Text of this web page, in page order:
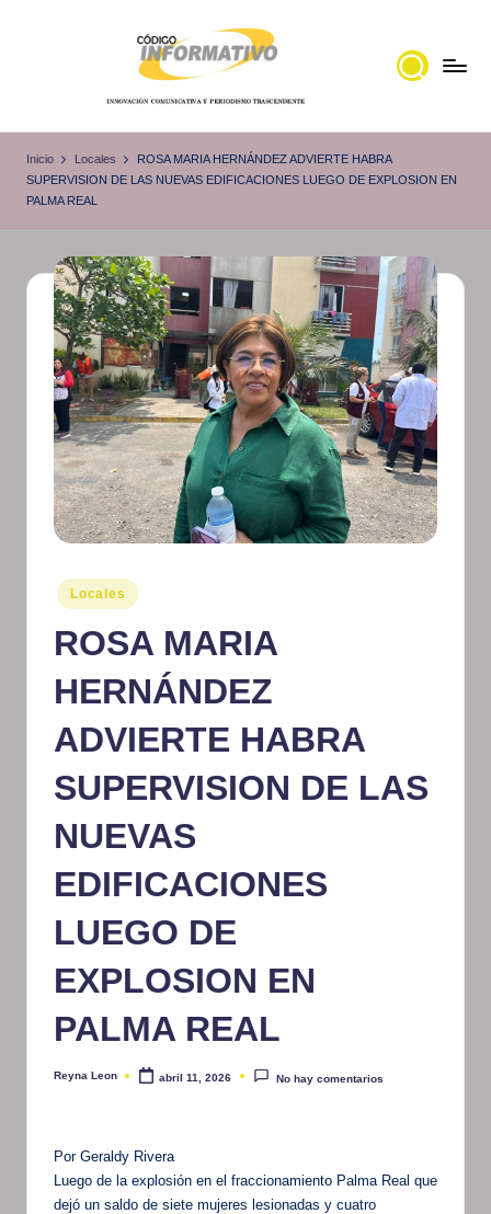
ó
d
g
o
I
n
f
o
r
m
iv
o
noticias
Locales,
Inicio Locales
ROSA MARIA HERNÁNDEZ ADVIERTE HABRA
SUPERVISION DE LAS NUEVAS EDIFICACIONES LUEGO DE EXPLOSION EN
PALMA REAL
Publicado
en
Locales
ROSA MARIA
HERNÁNDEZ
ADVIERTE HABRA
SUPERVISION DE LAS
NUEVAS
EDIFICACIONES
LUEGO DE
EXPLOSION EN
PALMA REAL
Publicado
Reyna Leon abril 11, 2026 No hay comentarios
Por Geraldy Rivera
Luego de la explosión en el fraccionamiento Palma Real que
dejó un saldo de siete mujeres lesionadas y cuatro